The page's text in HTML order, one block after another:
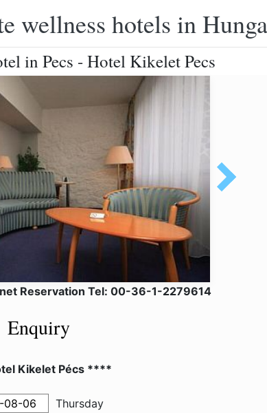
wellness hotels in
in Pecs - Hotel Kikelet Pecs
Reservation Tel: 00-36-1-2279614
Enquiry
Kikelet Pécs ****
Thursday